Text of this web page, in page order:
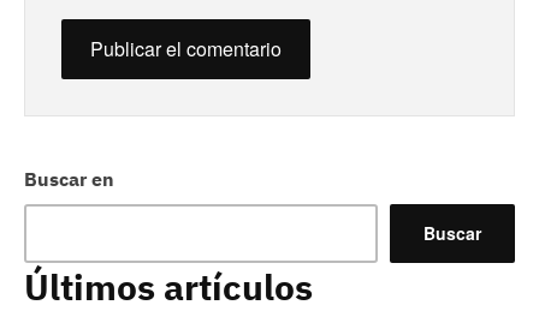
Buscar en
Buscar
Últimos artículos